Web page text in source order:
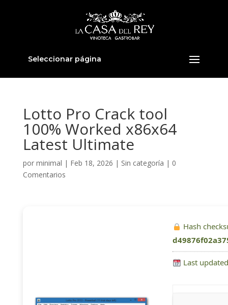
Seleccionar página
Lotto Pro Crack tool
100% Worked x86x64
Latest Ultimate
por minimal | Feb 18, 2026 | Sin categoría | 0
Comentarios
Hash
Last